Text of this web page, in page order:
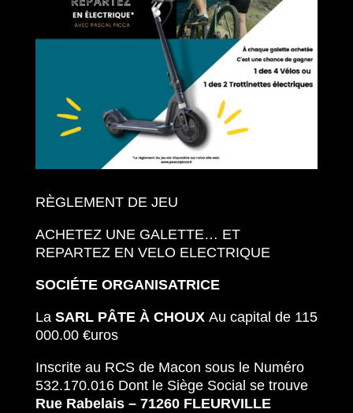
RÈGLEMENT DE JEU
ACHETEZ UNE GALETTE… ET
REPARTEZ EN VELO ELECTRIQUE
SOCIÉTE ORGANISATRICE
La SARL PÂTE À CHOUX Au capital de 115
000.00 €uros
Inscrite au RCS de Macon sous le Numéro
532.170.016 Dont le Siège Social se trouve
Rue Rabelais – 71260 FLEURVILLE